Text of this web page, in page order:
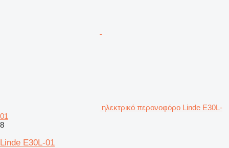
ηλεκτρικό περονοφόρο Linde E30L-
01
8
Linde E30L-01